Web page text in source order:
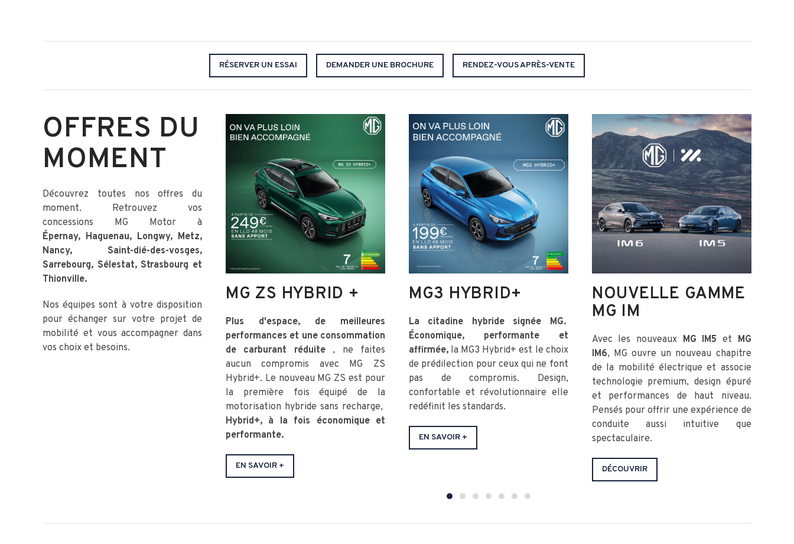
RÉSERVER UN ESSAI DEMANDER UNE BROCHURE RENDEZ-VOUS APRÈS-VENTE
OFFRES DU
MOMENT
Découvrez toutes nos offres du
moment. Retrouvez vos
concessions MG Motor à
Épernay, Haguenau, Longwy, Metz,
Nancy, Saint-dié-des-vosges,
Sarrebourg, Sélestat, Strasbourg et
Thionville.
Nos équipes sont à votre disposition
pour échanger sur votre projet de
mobilité et vous accompagner dans
vos choix et besoins.
MG ZS HYBRID +
Plus d'espace, de meilleures
performances et une consommation
de carburant réduite, ne faites
aucun compromis avec MG ZS
Hybrid+. Le nouveau MG ZS est pour
la première fois équipé de la
motorisation hybride sans recharge,
Hybrid+, à la fois économique et
performante.
EN SAVOIR +
MG3 HYBRID+
La citadine hybride signée MG.
Économique, performante et
affirmée, la MG3 Hybrid+ est le choix
de prédilection pour ceux qui ne font
pas de compromis. Design,
confortable et révolutionnaire elle
redéfinit les standards.
EN SAVOIR +
NOUVELLE GAMME
MG IM
Avec les nouveaux MG IM5 et MG
IM6, MG ouvre un nouveau chapitre
de la mobilité électrique et associe
technologie premium, design épuré
et performances de haut niveau.
Pensés pour offrir une expérience de
conduite aussi intuitive que
spectaculaire.
DÉCOUVRIR